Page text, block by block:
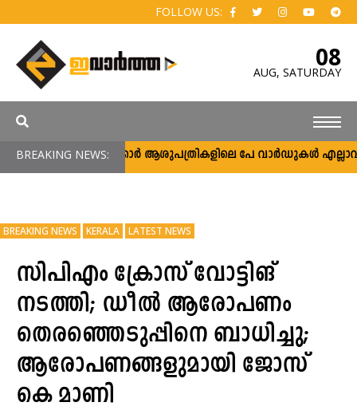
FOLLOW US:
08
AUG, SATURDAY
BREAKING NEWS:സർക്കാർ ആശുപത്രികളിലെ പേ വാർഡുകൾ
BREAKING NEWS KERALA LATEST NEWS
സിപിഎം ക്രോസ് വോട്ടിങ്
നടത്തി; ഡീൽ ആരോപണം
തെരഞ്ഞെടുപ്പിനെ ബാധിച്ചു;
ആരോപണങ്ങളുമായി ജോസ്
കെ മാണി